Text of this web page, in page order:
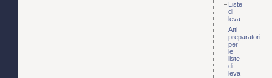
Liste
di
leva
Atti
preparatori
per
le
liste
di
leva